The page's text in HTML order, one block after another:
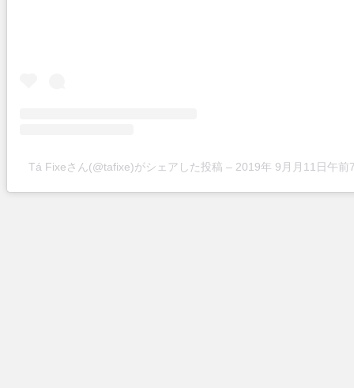
Tá Fixeさん(@tafixe)がシェアした投稿 – 2019年 9月月11日午前